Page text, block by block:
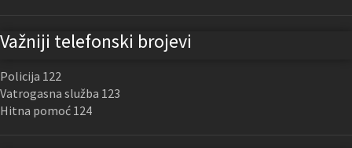
Važniji telefonski brojevi
Policija 122
Vatrogasna služba 123
Hitna pomoć 124